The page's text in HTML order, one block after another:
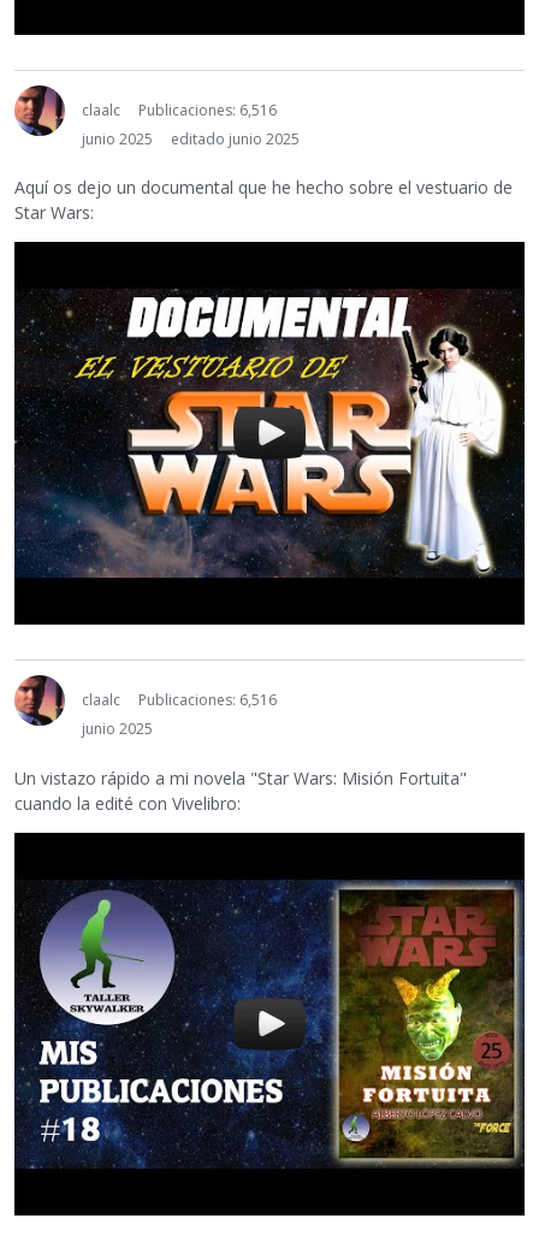
claalc
Publicaciones: 6,516
junio 2025
editado junio 2025
Aquí os dejo un documental que he hecho sobre el vestuario de
Star Wars:
claalc
Publicaciones: 6,516
junio 2025
Un vistazo rápido a mi novela "Star Wars: Misión Fortuita"
cuando la edité con Vivelibro: